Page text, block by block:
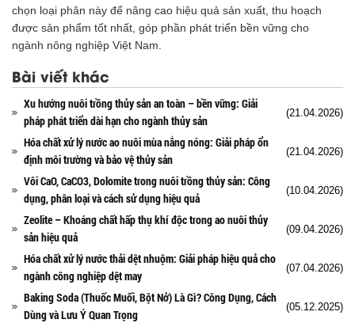
chọn loại phân này để nâng cao hiệu quả sản xuất, thu hoạch
được sản phẩm tốt nhất, góp phần phát triển bền vững cho
ngành nông nghiệp Việt Nam.
Bài viết khác
Xu hướng nuôi trồng thủy sản an toàn – bền vững: Giải
pháp phát triển dài hạn cho ngành thủy sản
(21.04.2026)
Hóa chất xử lý nước ao nuôi mùa nắng nóng: Giải pháp ổn
định môi trường và bảo vệ thủy sản
(21.04.2026)
Vôi CaO, CaCO3, Dolomite trong nuôi trồng thủy sản: Công
dụng, phân loại và cách sử dụng hiệu quả
(10.04.2026)
Zeolite – Khoáng chất hấp thụ khí độc trong ao nuôi thủy
sản hiệu quả
(09.04.2026)
Hóa chất xử lý nước thải dệt nhuộm: Giải pháp hiệu quả cho
ngành công nghiệp dệt may
(07.04.2026)
Baking Soda (Thuốc Muối, Bột Nở) Là Gì? Công Dụng, Cách
Dùng và Lưu Ý Quan Trọng
(05.12.2025)